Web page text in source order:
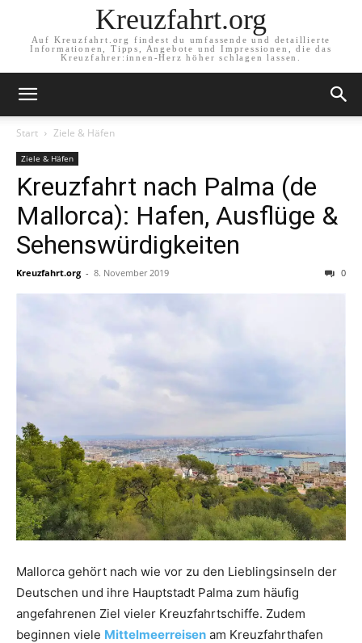
Kreuzfahrt.org
Auf Kreuzfahrt.org findest du umfassende und detaillierte
Informationen, Tipps, Angebote und Impressionen, die das
Kreuzfahrer:innen-Herz höher schlagen lassen.
Start Ziele & Häfen
Ziele & Häfen
Kreuzfahrt nach Palma (de
Mallorca): Hafen, Ausflüge &
Sehenswürdigkeiten
Kreuzfahrt.org - 8. November 2019 0
Mallorca gehört nach wie vor zu den Lieblingsinseln der
Deutschen und ihre Hauptstadt Palma zum häufig
angefahrenen Ziel vieler Kreuzfahrtschiffe. Zudem
beginnen viele Mittelmeerreisen am Kreuzfahrthafen